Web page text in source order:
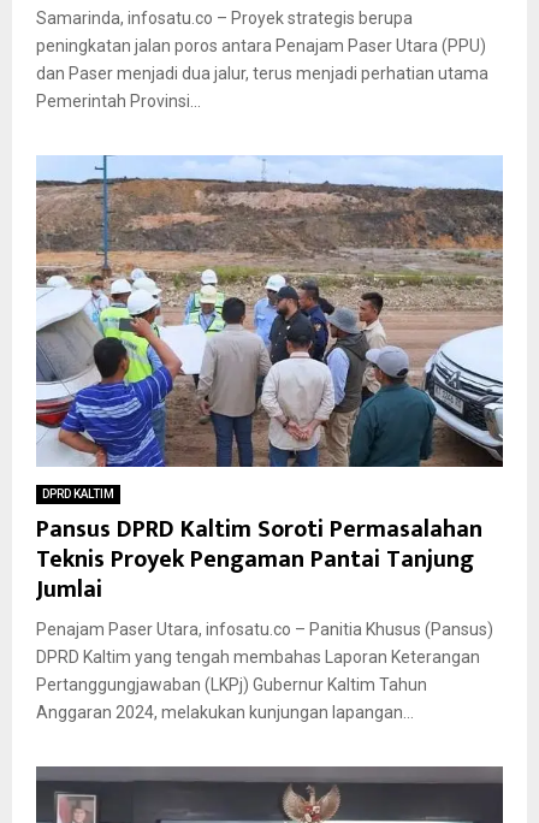
Samarinda, infosatu.co – Proyek strategis berupa
peningkatan jalan poros antara Penajam Paser Utara (PPU)
dan Paser menjadi dua jalur, terus menjadi perhatian utama
Pemerintah Provinsi...
DPRD KALTIM
Pansus DPRD Kaltim Soroti Permasalahan
Teknis Proyek Pengaman Pantai Tanjung
Jumlai
Penajam Paser Utara, infosatu.co – Panitia Khusus (Pansus)
DPRD Kaltim yang tengah membahas Laporan Keterangan
Pertanggungjawaban (LKPj) Gubernur Kaltim Tahun
Anggaran 2024, melakukan kunjungan lapangan...